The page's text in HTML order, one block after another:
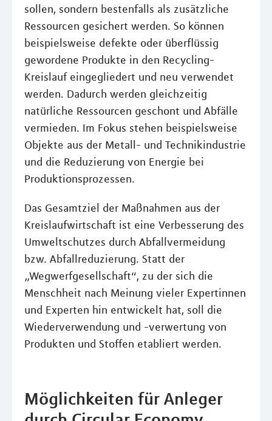
sollen, sondern bestenfalls als zusätzliche
Ressourcen gesichert werden. So können
beispielsweise defekte oder überflüssig
gewordene Produkte in den Recycling-
Kreislauf eingegliedert und neu verwendet
werden. Dadurch werden gleichzeitig
natürliche Ressourcen geschont und Abfälle
vermieden. Im Fokus stehen beispielsweise
Objekte aus der Metall- und Technikindustrie
und die Reduzierung von Energie bei
Produktionsprozessen.
Das Gesamtziel der Maßnahmen aus der
Kreislaufwirtschaft ist eine Verbesserung des
Umweltschutzes durch Abfallvermeidung
bzw. Abfallreduzierung. Statt der
„Wegwerfgesellschaft“, zu der sich die
Menschheit nach Meinung vieler Expertinnen
und Experten hin entwickelt hat, soll die
Wiederverwendung und -verwertung von
Produkten und Stoffen etabliert werden.
Möglichkeiten für Anleger